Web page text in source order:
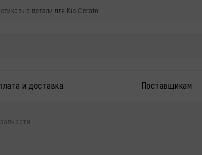
детали для Kia Cerato
и доставка Поставщикам